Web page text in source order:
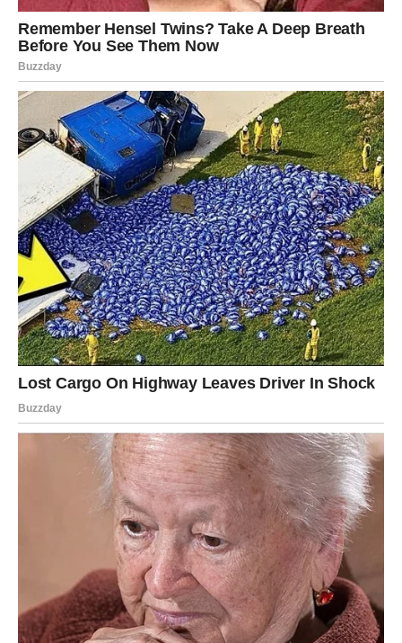
Dankinu baku. Ova posjeta donijela je dodatne slojeve
zabrinutosti. Baka, vidno uznemirena, izjavila je da niti ona nije
primila nikakve službene obavijesti ili informacije o njenoj
unuci. U nedostatku bilo kakvih konkretnih informacija,
porodica se našla u stanju zbunjenosti, a informacije koje su
dobivali iz medija činile su se površnim i nedovoljno
pouzdanim. Baka je s tugom govorila o Danki, sjećajući se
svih lijepih trenutaka provedenih zajedno. “Ona je bila vesela i
puna života. Ne mogu vjerovati da se ovo događa,” govorila je
s očima punim suza.
Medijska pažnja i društvene mreže
U savremenom društvu, društvene mreže igraju ključnu ulogu
u širenju informacija, ali također mogu dovesti do
razlikovanja između istinitih informacija i glasina koje se šire
putem društvenih mreža.Društvene mreže su često
dvostruki mač, jer dok mogu pomoći u širenju informacija,
također mogu stvoriti dodatnu konfuziju i strah. S obzirom na
to da su mnoge informacije koje su do njih dolazile bile
neprovjerene, porodica se suočila s dodatnim stresom. Na
društvenim mrežama, mnogi ljudi su dijelili informacije bez
provjere, što je doprinijelo širenju straha i panike, dok je
porodici bilo potrebno nešto posve suprotno – jasnoća i
podrška.